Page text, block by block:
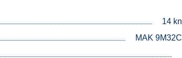
14 kn
MAK 9M32C